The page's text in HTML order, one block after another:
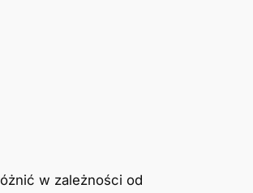
w zależności od